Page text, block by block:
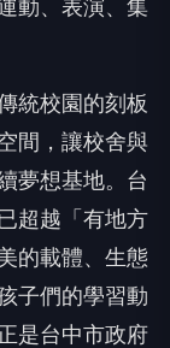
動、表演、集
統校園的刻板
間，讓校舍與
夢想基地。台
超越「有地方
的載體、生態
子們的學習動
是台中市政府